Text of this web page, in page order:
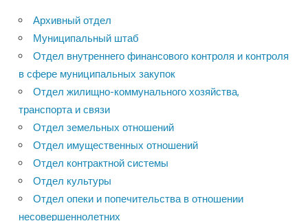
Архивный отдел
Муниципальный штаб
Отдел внутреннего финансового контроля и контроля
в сфере муниципальных закупок
Отдел жилищно-коммунального хозяйства,
транспорта и связи
Отдел земельных отношений
Отдел имущественных отношений
Отдел контрактной системы
Отдел культуры
Отдел опеки и попечительства в отношении
несовершеннолетних